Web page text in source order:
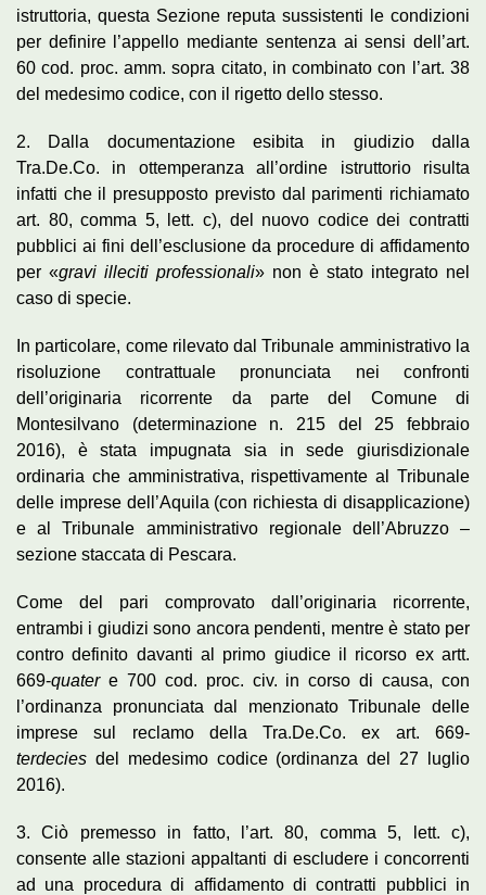
istruttoria, questa Sezione reputa sussistenti le condizioni
per definire l’appello mediante sentenza ai sensi dell’art.
60 cod. proc. amm. sopra citato, in combinato con l’art. 38
del medesimo codice, con il rigetto dello stesso.
2. Dalla documentazione esibita in giudizio dalla
Tra.De.Co. in ottemperanza all’ordine istruttorio risulta
infatti che il presupposto previsto dal parimenti richiamato
art. 80, comma 5, lett. c), del nuovo codice dei contratti
pubblici ai fini dell’esclusione da procedure di affidamento
per «gravi illeciti professionali» non è stato integrato nel
caso di specie.
In particolare, come rilevato dal Tribunale amministrativo la
risoluzione contrattuale pronunciata nei confronti
dell’originaria ricorrente da parte del Comune di
Montesilvano (determinazione n. 215 del 25 febbraio
2016), è stata impugnata sia in sede giurisdizionale
ordinaria che amministrativa, rispettivamente al Tribunale
delle imprese dell’Aquila (con richiesta di disapplicazione)
e al Tribunale amministrativo regionale dell’Abruzzo –
sezione staccata di Pescara.
Come del pari comprovato dall’originaria ricorrente,
entrambi i giudizi sono ancora pendenti, mentre è stato per
contro definito davanti al primo giudice il ricorso ex artt.
669-quater e 700 cod. proc. civ. in corso di causa, con
l’ordinanza pronunciata dal menzionato Tribunale delle
imprese sul reclamo della Tra.De.Co. ex art. 669-
terdecies del medesimo codice (ordinanza del 27 luglio
2016).
3. Ciò premesso in fatto, l’art. 80, comma 5, lett. c),
consente alle stazioni appaltanti di escludere i concorrenti
ad una procedura di affidamento di contratti pubblici in